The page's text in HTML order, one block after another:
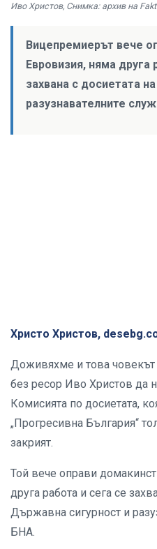
Иво Христов, Снимка: архив на
Вицепремиерът вече
Евровизия, няма друга
захвана с досиетата
разузнавателните
Христо Христов,
Доживяхме и това
без ресор Иво Христов да
Комисията по досиетата,
„Прогресивна България“
закрият.
Той вече оправи
друга работа и сега се
Държавна сигурност и
БНА.